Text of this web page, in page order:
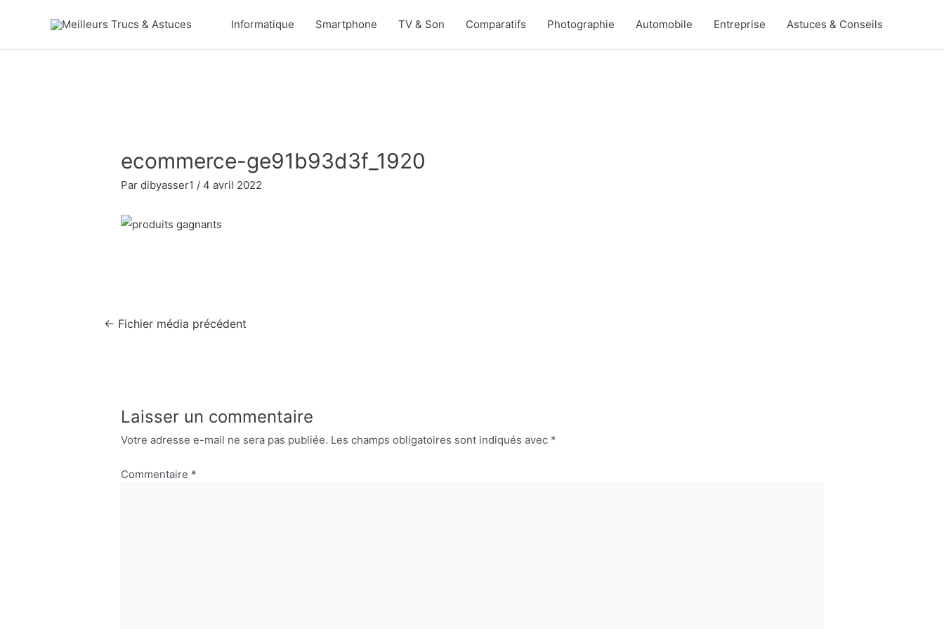
Informatique Smartphone TV & Son Comparatifs Photographie Automobile Entreprise Astuces & Conseils
ecommerce-ge91b93d3f_1920
Pardibyasser1 / 4 avril 2022
Navigation
← Fichier média précédent
Laisser un commentaire
Votre adresse e-mail ne sera pas publiée. Les champs obligatoires sont indiqués avec *
Commentaire *